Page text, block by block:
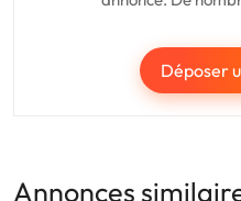
Déposer
Annonces